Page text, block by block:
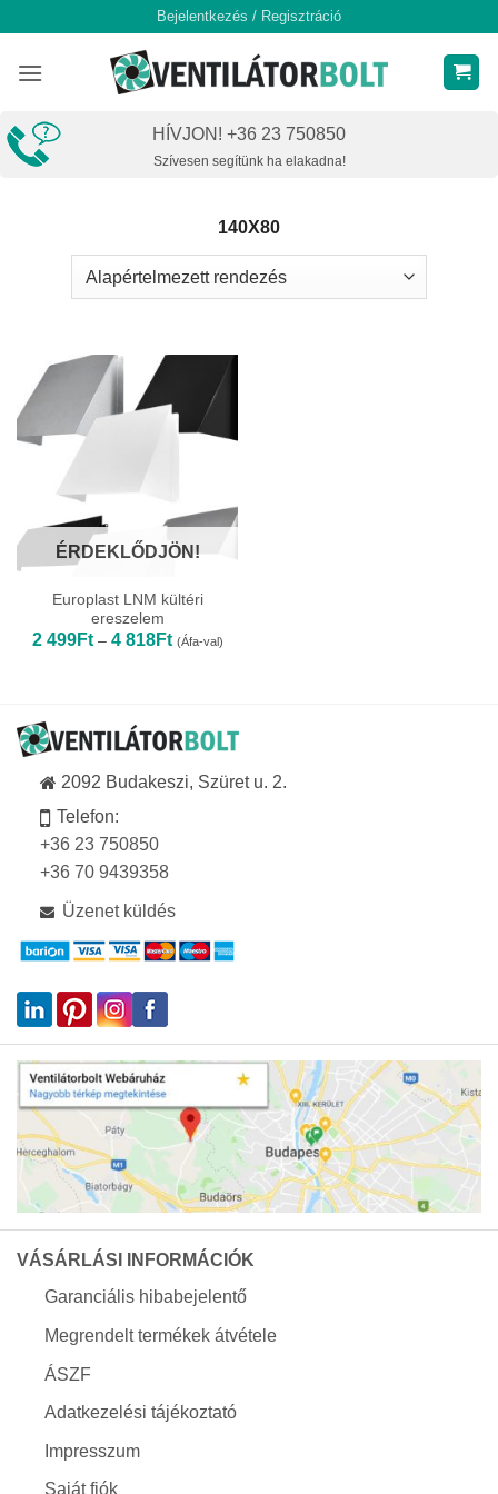
content
Bejelentkezés / Regisztráció
HÍVJON! +36 23 750850
Szívesen segítünk ha elakadna!
140X80
ÉRDEKLŐDJÖN!
Europlast LNM kültéri
ereszelem
2 499Ft – 4 818FtÁrtartomány:
2
(Áfa-val)
2092 Budakeszi, Szüret u. 2.
Telefon:
+36 23 750850
+36 70 9439358
Üzenet küldés
VÁSÁRLÁSI INFORMÁCIÓK
Garanciális hibabejelentő
Megrendelt termékek átvétele
ÁSZF
Adatkezelési tájékoztató
Impresszum
Saját fiók